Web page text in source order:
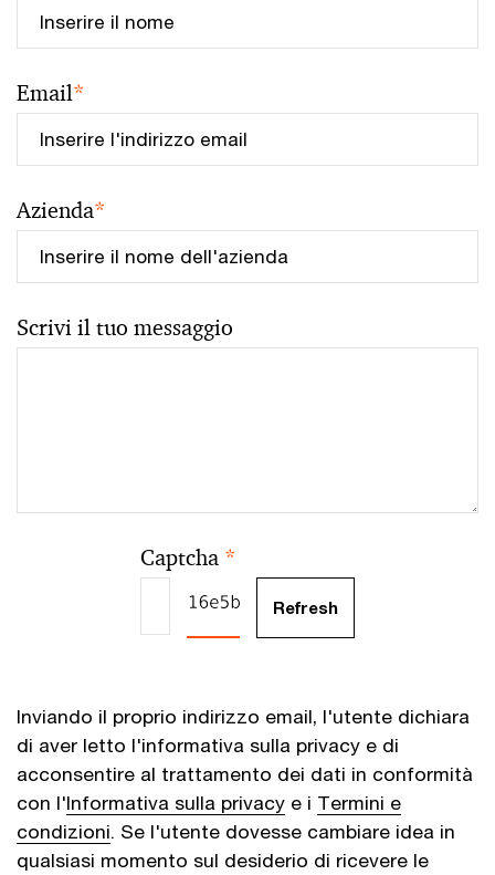
Email*
Azienda*
Scrivi il tuo messaggio
Captcha *
Inviando il proprio indirizzo email, l'utente dichiara
di aver letto l'informativa sulla privacy e di
acconsentire al trattamento dei dati in conformità
con l'Informativa sulla privacy e i Termini e
condizioni. Se l'utente dovesse cambiare idea in
qualsiasi momento sul desiderio di ricevere le